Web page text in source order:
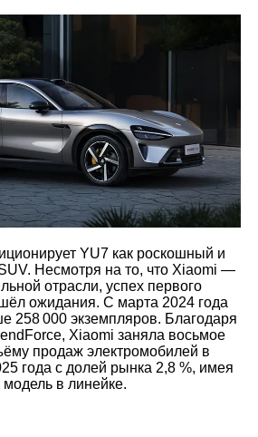
YU7 как роскошный и
Несмотря на то, что Xiaomi —
отрасли, успех первого
ожидания. С марта 2024 года
258 000 экземпляров. Благодаря
Xiaomi заняла восьмое
продаж электромобилей в
года с долей рынка 2,8 %, имея
в линейке.